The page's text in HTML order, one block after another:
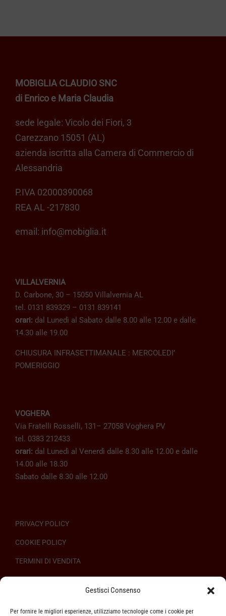
Gestisci Consenso
Per fornire le migliori esperienze, utilizziamo tecnologie come i cookie per
MOBIGLIA CLAUDIO SNC
di Enrico e Maria Claudia
sede legale: Vicolo dei Fiori, 3
Carezzano 15051 (AL)
azienda iscritta alla Camera di Commercio di
Alessandria
P.IVA 02000390068
REA AL -217830
email: info@mobiglia.it
VILLALVERNIA
D. Carbone, 30 – 15050 Villalvernia AL
tel. 0131 839329 – 0131 839141
orari: dal Lunedì al Sabato dalle 8.00 alle 12.00 e dalle
14.30 alle 19.00
CHIUSURA INFRASETTIMANALE : MERCOLEDI’
POMERIGGIO
VOGHERA
Via Fratelli Rosselli, 131– 27058 Voghera PV
tel. 0383 212433
orari: dal Lunedì al Venerdì dalle 8.30 alle 12.00 e dalle
14.00 alle 18.30
Sabato dalle 8.30 alle 12.00
PRIVACY POLICY
COOKIE POLICY
TERMINI DI VENDITA
REGOLAMENTO SULL’ODR